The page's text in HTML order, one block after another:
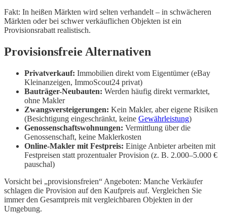
Fakt: In heißen Märkten wird selten verhandelt – in schwächeren
Märkten oder bei schwer verkäuflichen Objekten ist ein
Provisionsrabatt realistisch.
Provisionsfreie Alternativen
Privatverkauf: Immobilien direkt vom Eigentümer (eBay
Kleinanzeigen, ImmoScout24 privat)
Bauträger-Neubauten: Werden häufig direkt vermarktet,
ohne Makler
Zwangsversteigerungen: Kein Makler, aber eigene Risiken
(Besichtigung eingeschränkt, keine Gewährleistung)
Genossenschaftswohnungen: Vermittlung über die
Genossenschaft, keine Maklerkosten
Online-Makler mit Festpreis: Einige Anbieter arbeiten mit
Festpreisen statt prozentualer Provision (z. B. 2.000–5.000 €
pauschal)
Vorsicht bei „provisionsfreien“ Angeboten: Manche Verkäufer
schlagen die Provision auf den Kaufpreis auf. Vergleichen Sie
immer den Gesamtpreis mit vergleichbaren Objekten in der
Umgebung.